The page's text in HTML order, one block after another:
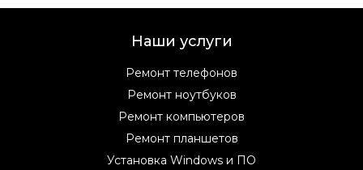
Наши услуги
Ремонт телефонов
Ремонт ноутбуков
Ремонт компьютеров
Ремонт планшетов
Установка Windows и ПО